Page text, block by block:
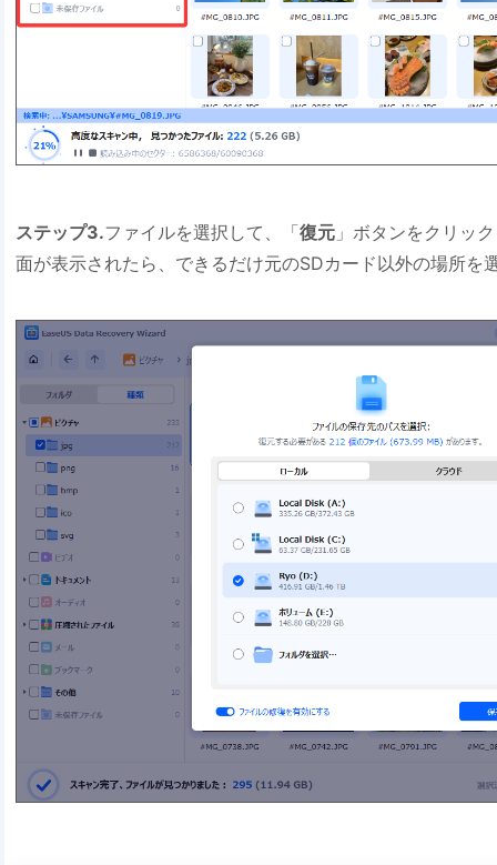
ステップ3.ファイルを選択して、「復元 」ボタンをクリッ
面が表示されたら、できるだけ元のSDカード以外の場所を